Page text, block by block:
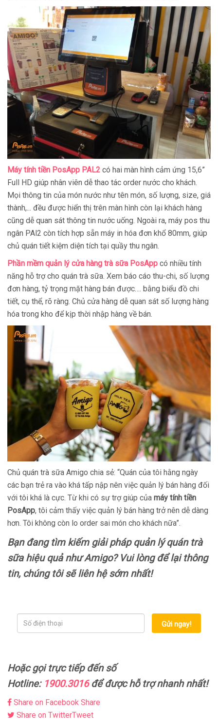
Máy tính tiền PosApp PAL2 có hai màn hình cảm ứng 15,6”
Full HD giúp nhân viên dễ thao tác order nước cho khách.
Mọi thông tin của món nước như tên món, số lượng, size, giá
thành,... đều được hiển thị trên màn hình còn lại khách hàng
cũng dễ quan sát thông tin nước uống. Ngoài ra, máy pos thu
ngân PAl2 còn tích hợp sẵn máy in hóa đơn khổ 80mm, giúp
chủ quán tiết kiệm diện tích tại quầy thu ngân.
Phần mềm quản lý cửa hàng trà sữa PosApp có nhiều tính
năng hỗ trợ cho quán trà sữa. Xem báo cáo thu-chi, số lượng
đơn hàng, tỷ trọng mặt hàng bán được…. bằng biểu đồ chi
tiết, cụ thể, rõ ràng. Chủ cửa hàng dễ quan sát số lượng hàng
hóa trong kho để kịp thời nhập hàng về bán.
Chủ quán trà sữa Amigo chia sẻ: “Quán của tôi hằng ngày
các bạn trẻ ra vào khá tấp nập nên việc quản lý bán hàng đối
với tôi khá là cực. Từ khi có sự trợ giúp của máy tính tiền
PosApp, tôi cảm thấy việc quản lý bán hàng trở nên dễ dàng
hơn. Tôi không còn lo order sai món cho khách nữa”.
Bạn đang tìm kiếm giải pháp quản lý quán trà
sữa hiệu quả như Amigo? Vui lòng để lại thông
tin, chúng tôi sẽ liên hệ sớm nhất!
Gửi ngay!
Hoặc gọi trực tiếp đến số
Hotline: 1900.3016để được hỗ trợ nhanh nhất!
Share on Facebook Share
Share on TwitterTweet